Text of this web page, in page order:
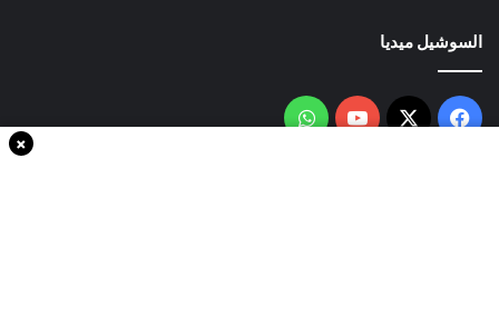
السوشيل ميديا
فيسبوك
‫X
‫YouTubeواتساب
×